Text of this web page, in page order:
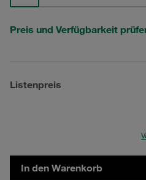
Preis und Verfügbarkeit
Listenpreis
In den Warenkorb